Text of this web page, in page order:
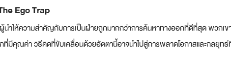
Ego Trap
นำให้ความสำคัญกับการเป็นฝ่ายถูกมากกว่าการค้นหาทางออกที่ดีที่สุด พวกเข
ที่มีคุณค่า วิธีคิดที่ขับเคลื่อนด้วยอัตตานี้อาจนำไปสู่การพลาดโอกาสและกลยุท